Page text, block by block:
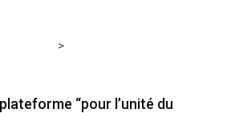
>
“pour l’unité du